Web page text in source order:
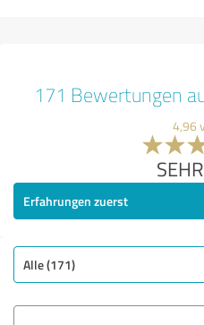
171 Bewertungen
4,96
Erfahrungen zuerst
Alle (171)